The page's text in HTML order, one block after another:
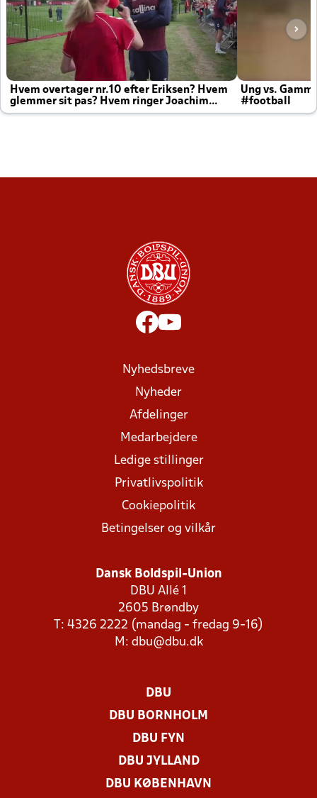
Hvem overtager nr.10 efter Eriksen? Hvem
glemmer sit pas? Hvem ringer Joachim
altid til efter kampe?
Ung vs.
#football
Nyhedsbreve
Nyheder
Afdelinger
Medarbejdere
Ledige stillinger
Privatlivspolitik
Cookiepolitik
Betingelser og vilkår
Dansk Boldspil-Union
DBU Allé 1
2605 Brøndby
T: 4326 2222 (mandag - fredag 9-16)
M: dbu@dbu.dk
DBU
DBU BORNHOLM
DBU FYN
DBU JYLLAND
DBU KØBENHAVN